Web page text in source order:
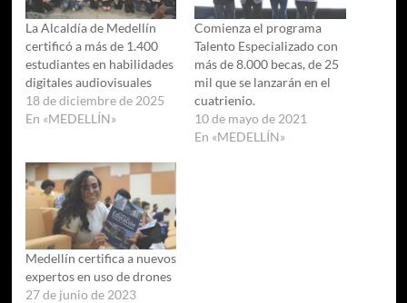
La Alcaldía de Medellín
certificó a más de 1.400
estudiantes en habilidades
digitales audiovisuales
18 de diciembre de 2025
En «MEDELLÍN»
Comienza el programa
Talento Especializado con
más de 8.000 becas, de 25
mil que se lanzarán en el
cuatrienio.
10 de mayo de 2021
En «MEDELLÍN»
Medellín certifica a nuevos
expertos en uso de drones
27 de junio de 2023